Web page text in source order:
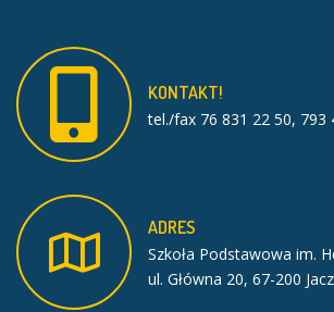
KONTAKT!
tel./fax 76 831 22 50, 793
ADRES
Szkoła Podstawowa im.
ul. Główna 20, 67-200